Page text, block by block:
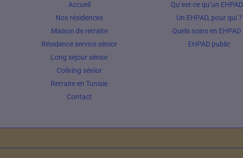
Accueil
Nos résidences
Maison de retraite
Résidence service sénior
Long séjour sénior
Coliving sénior
Retraite en Tunisie
Contact
Qu’est-ce qu’un
Un EHPAD, pour qui ?
Quels soins en EHPAD
EHPAD public